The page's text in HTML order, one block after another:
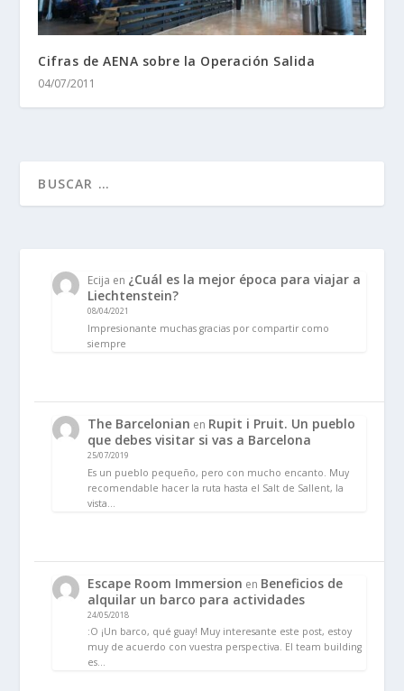
Cifras de AENA sobre la Operación Salida
04/07/2011
Ecija en ¿Cuál es la mejor época para viajar a
Liechtenstein?
08/04/2021
Impresionante muchas gracias por compartir como
siempre
The Barcelonian en Rupit i Pruit. Un pueblo
que debes visitar si vas a Barcelona
25/07/2019
Es un pueblo pequeño, pero con mucho encanto. Muy
recomendable hacer la ruta hasta el Salt de Sallent, la
vista…
Escape Room Immersion en Beneficios de
alquilar un barco para actividades
24/05/2018
:O ¡Un barco, qué guay! Muy interesante este post, estoy
muy de acuerdo con vuestra perspectiva. El team building
es…